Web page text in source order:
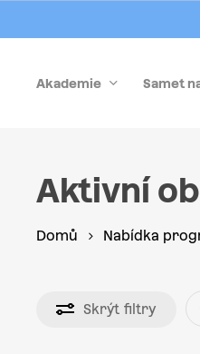
to
contentAkademie Samet
Aktivní
Domů Nabídka
Skrýt filtry